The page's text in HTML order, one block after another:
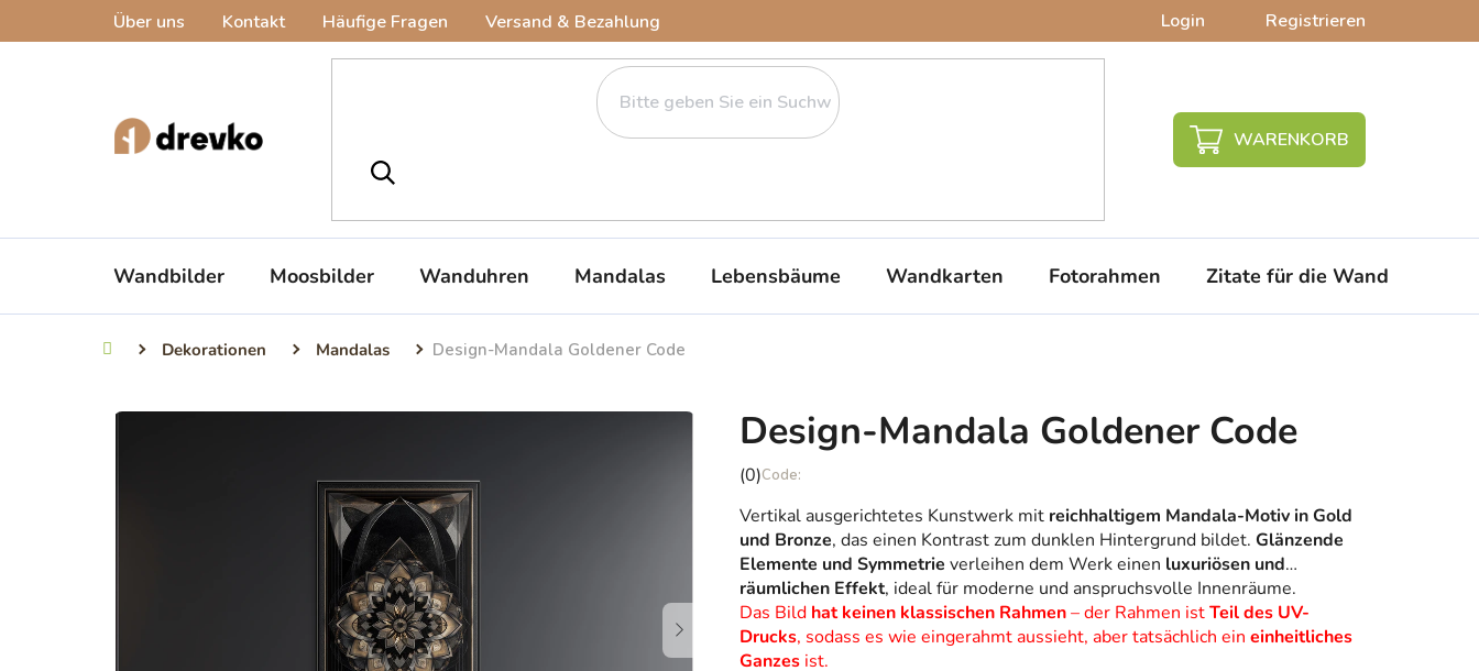
Über uns Kontakt Häufige Fragen Versand & Bezahlung Login Registrieren
WARENKORB
Wandbilder Moosbilder Wanduhren Mandalas Lebensbäume Wandkarten Fotorahmen Zitate für die Wand
StartseiteDekorationen Mandalas Design-Mandala Goldener Code
Design-Mandala Goldener Code
Die
Produktbewertung
ist
0,0
von
5
Sternen.
(0)
Vertikal ausgerichtetes Kunstwerk mit reichhaltigem Mandala-Motiv in Gold
und Bronze, das einen Kontrast zum dunklen Hintergrund bildet. Glänzende
Elemente und Symmetrie verleihen dem Werk einen luxuriösen und
räumlichen Effekt, ideal für moderne und anspruchsvolle Innenräume.
Das Bild hat keinen klassischen Rahmen– der Rahmen istTeil des UV-
Drucks, sodass es wie eingerahmt aussieht, aber tatsächlich ein einheitliches
Ganzes ist.